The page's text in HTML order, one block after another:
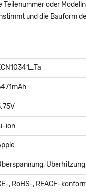
oder
und die Bauform
ion
, RoHS-, REACH-